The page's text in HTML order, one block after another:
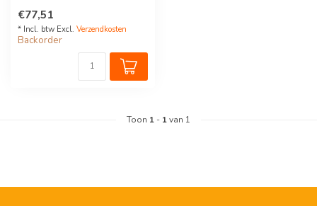
...
€77,51
* Incl. btw Excl. Verzendkosten
Backorder
Toon 1 - 1van 1